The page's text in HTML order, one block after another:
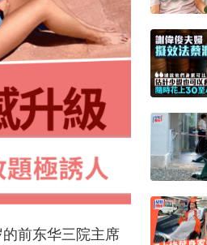
前东华三院主席